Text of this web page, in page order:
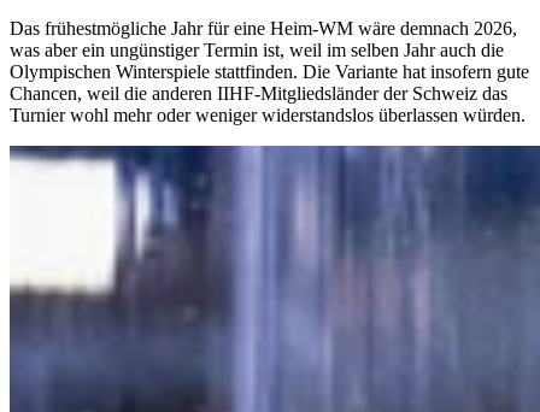
Das frühestmögliche Jahr für eine Heim-WM wäre demnach 2026,
was aber ein ungünstiger Termin ist, weil im selben Jahr auch die
Olympischen Winterspiele stattfinden. Die Variante hat insofern gute
Chancen, weil die anderen IIHF-Mitgliedsländer der Schweiz das
Turnier wohl mehr oder weniger widerstandslos überlassen würden.